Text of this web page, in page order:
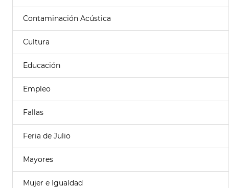
Contaminación Acústica
Cultura
Educación
Empleo
Fallas
Feria de Julio
Mayores
Mujer e Igualdad